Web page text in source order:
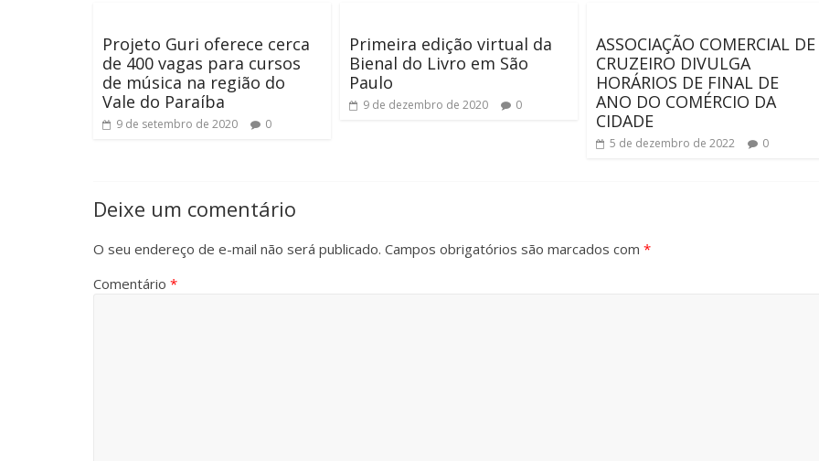
Projeto Guri oferece cerca
de 400 vagas para cursos
de música na região do
Vale do Paraíba
9 de setembro de 2020 0
Primeira edição virtual da
Bienal do Livro em São
Paulo
9 de dezembro de 2020 0
ASSOCIAÇÃO COMERCIAL DE
CRUZEIRO DIVULGA
HORÁRIOS DE FINAL DE
ANO DO COMÉRCIO DA
CIDADE
5 de dezembro de 2022 0
Deixe um comentário
O seu endereço de e-mail não será publicado. Campos obrigatórios são marcados com *
Comentário *